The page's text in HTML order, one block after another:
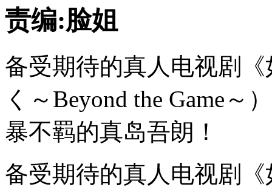
责编:脸姐
备受期待的真人电视剧
く～Beyond the Game
暴不羁的真岛吾朗！
备受期待的真人电视剧